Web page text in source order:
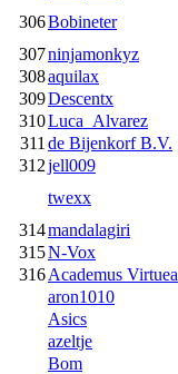
306Bobineter
307ninjamonkyz
308aquilax
309Descentx
310Luca_Alvarez
311 de Bijenkorf B.V.
312jell009
twexx
314mandalagiri
315N-Vox
316Academus Virtuea
aron1010
Asics
azeltje
Bom